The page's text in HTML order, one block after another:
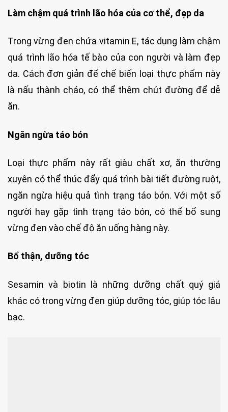
Làm chậm quá trình lão hóa của cơ thể, đẹp da
Trong vừng đen chứa vitamin E, tác dụng làm chậm
quá trình lão hóa tế bào của con người và làm đẹp
da. Cách đơn giản để chế biến loại thực phẩm này
là nấu thành cháo, có thể thêm chút đường để dễ
ăn.
Ngăn ngừa táo bón
Loại thực phẩm này rất giàu chất xơ, ăn thường
xuyên có thể thúc đẩy quá trình bài tiết đường ruột,
ngăn ngừa hiệu quả tình trạng táo bón. Với một số
người hay gặp tình trạng táo bón, có thể bổ sung
vừng đen vào chế độ ăn uống hàng này.
Bổ thận, dưỡng tóc
Sesamin và biotin là những dưỡng chất quý giá
khác có trong vừng đen giúp dưỡng tóc, giúp tóc lâu
bạc.